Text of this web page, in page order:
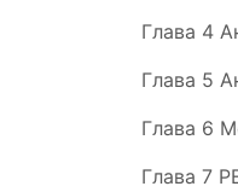
Глава 4
Глава 5
Глава 6
Глава 7